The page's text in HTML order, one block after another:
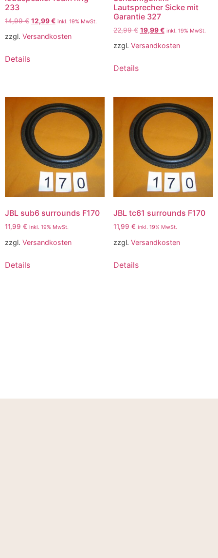
233
14,99€ 12,99€ inkl. 19% MwSt.
zzgl. Versandkosten
Details
Lautsprecher Sicke mit
Garantie 327
22,99€ 19,99€ inkl. 19% MwSt.
zzgl. Versandkosten
Details
JBL sub6 surrounds F170
11,99 € inkl. 19% MwSt.
zzgl. Versandkosten
Details
JBL tc61 surrounds F170
11,99 € inkl. 19% MwSt.
zzgl. Versandkosten
Details